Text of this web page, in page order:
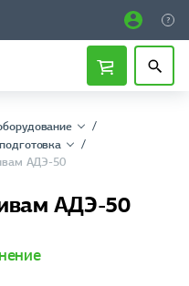
округ
АДЭ-50
АДЭ-50